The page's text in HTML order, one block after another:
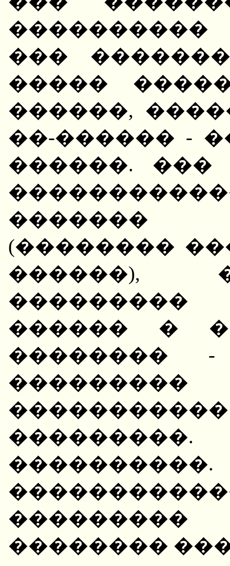
���
�����
������,
��-������ -
������. ���
�������
(��������
������),
������ �
��������
���������
��������